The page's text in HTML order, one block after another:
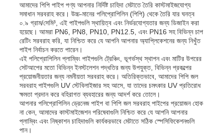
আমাদের পিপি পাইপ পণ্য আপনার নির্দিষ্ট চাহিদা মেটাতে তৈরি কাস্টমাইজযোগ্য
সমাধান সরবরাহ করে। উচ্চ-মানের পলিপ্রোপিলিন (পিপি) থেকে তৈরি যার ঘনত্ব
০.৯ গ্রাম/সেমি³, এই পাইপগুলি স্থায়িত্ব এবং নির্ভরযোগ্যতার জন্য ডিজাইন করা
হয়েছে। আমরা PN6, PN8, PN10, PN12.5, এবং PN16 সহ বিভিন্ন চাপ
রেটিং সরবরাহ করি, যা নিশ্চিত করে যে আপনি আপনার অ্যাপ্লিকেশনের জন্য নিখুঁত
পাইপ নির্বাচন করতে পারেন।
এই পলিপ্রোপিলিন প্লাম্বিং পাইপগুলি ট্রেঞ্চিং, ভূগর্ভস্থ স্থাপন এবং মাটির উপরের
সেটআপের মতো বিভিন্ন ইনস্টলেশন পদ্ধতির জন্য উপযুক্ত, বিভিন্ন প্রকল্পের
প্রয়োজনীয়তার জন্য নমনীয়তা সরবরাহ করে। অতিরিক্তভাবে, আমাদের পিপি জল
সরবরাহ পাইপগুলি UV স্টেবিলাইজার সহ আসে, যা তাদের চমৎকার UV প্রতিরোধ
ক্ষমতা প্রদান করে বহিরাগত ব্যবহারের জন্য আদর্শ করে তোলে।
আপনার পলিপ্রোপিলিন ড্রেনেজ পাইপ বা পিপি জল সরবরাহ পাইপের প্রয়োজন হোক
না কেন, আমাদের কাস্টমাইজেশন পরিষেবাগুলি নিশ্চিত করে যে আপনি আপনার
প্লাম্বিং এবং নিষ্কাশন চাহিদাগুলি কার্যকরভাবে মেটাতে সঠিক স্পেসিফিকেশনগুলি
পান।